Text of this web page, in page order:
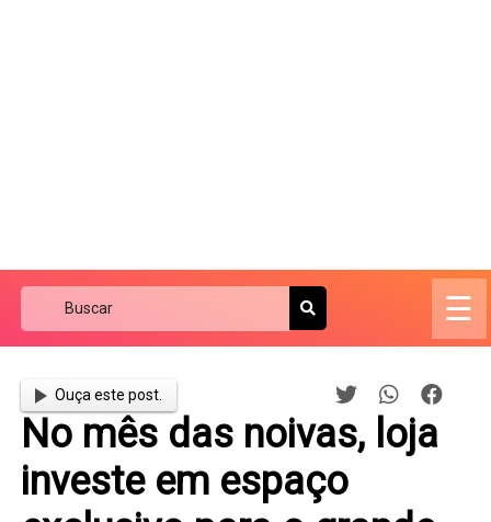
☰
Ouça este post.
No mês das noivas, loja
investe em espaço